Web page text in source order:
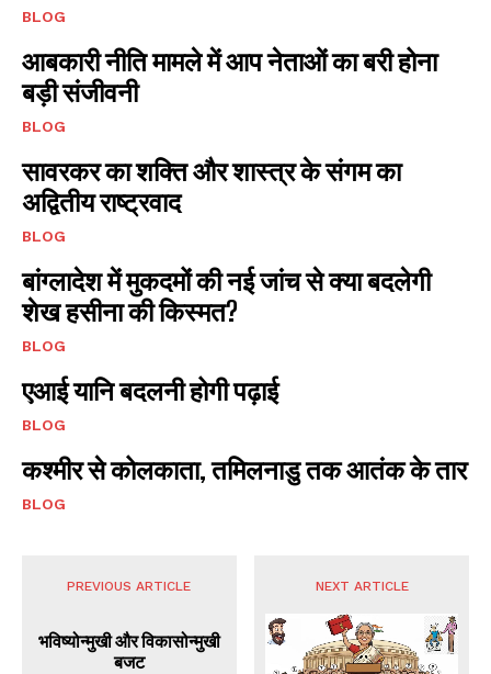
BLOG
आबकारी नीति मामले में आप नेताओं का बरी होना
बड़ी संजीवनी
BLOG
सावरकर का शक्ति और शास्त्र के संगम का
अद्वितीय राष्ट्रवाद
BLOG
बांग्लादेश में मुकदमों की नई जांच से क्या बदलेगी
शेख हसीना की किस्मत?
BLOG
एआई यानि बदलनी होगी पढ़ाई
BLOG
कश्मीर से कोलकाता, तमिलनाडु तक आतंक के तार
BLOG
PREVIOUS ARTICLE
भविष्योन्मुखी और विकासोन्मुखी
बजट
NEXT ARTICLE